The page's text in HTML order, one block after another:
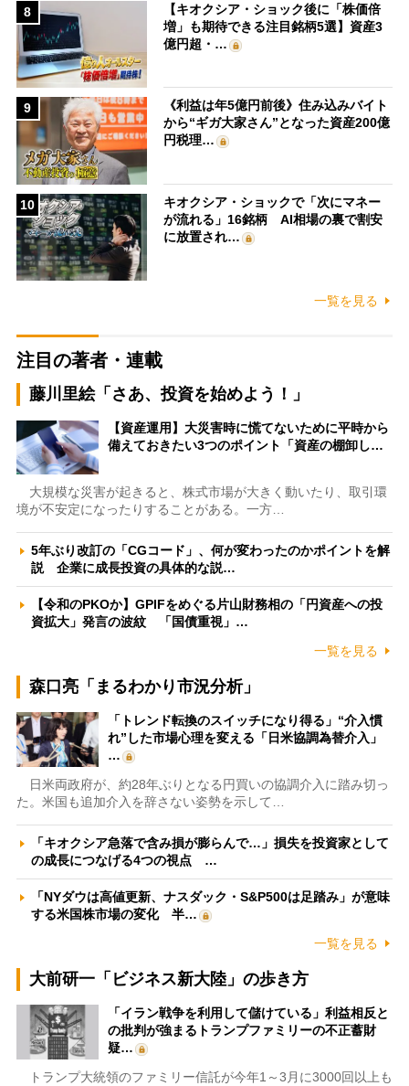
8
【キオクシア・ショック後に「株価倍
増」も期待できる注目銘柄5選】資産3
億円超・…
9
《利益は年5億円前後》住み込みバイト
から“ギガ大家さん”となった資産200億
円税理…
10
キオクシア・ショックで「次にマネー
が流れる」16銘柄 AI相場の裏で割安
に放置され…
一覧を見る
注目の著者・連載
藤川里絵「さあ、投資を始めよう！」
【資産運用】大災害時に慌てないために平時から
備えておきたい3つのポイント「資産の棚卸し…
大規模な災害が起きると、株式市場が大きく動いたり、取引環
境が不安定になったりすることがある。一方…
5年ぶり改訂の「CGコード」、何が変わったのかポイントを解
説 企業に成長投資の具体的な説…
【令和のPKOか】GPIFをめぐる片山財務相の「円資産への投
資拡大」発言の波紋 「国債重視」…
一覧を見る
森口亮「まるわかり市況分析」
「トレンド転換のスイッチになり得る」“介入慣
れ”した市場心理を変える「日米協調為替介入」
…
日米両政府が、約28年ぶりとなる円買いの協調介入に踏み切っ
た。米国も追加介入を辞さない姿勢を示して…
「キオクシア急落で含み損が膨らんで…」損失を投資家として
の成長につなげる4つの視点 …
「NYダウは高値更新、ナスダック・S&P500は足踏み」が意味
する米国株市場の変化 半…
一覧を見る
大前研一「ビジネス新大陸」の歩き方
「イラン戦争を利用して儲けている」利益相反と
の批判が強まるトランプファミリーの不正蓄財
疑…
トランプ大統領のファミリー信託が今年1～3月に3000回以上も